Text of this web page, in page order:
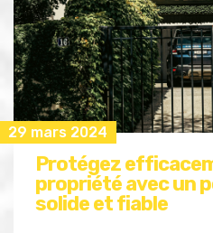
29 mars 2024
Protégez
propriété avec un
solide et fiable